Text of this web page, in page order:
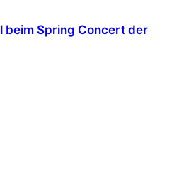
beim Spring Concert der